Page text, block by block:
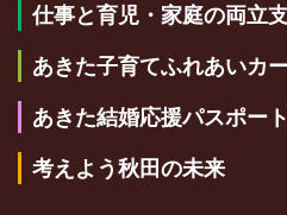
仕事と育児・家庭の両立
あきた子育てふれあいカ
あきた結婚応援パスポート
考えよう秋田の未来